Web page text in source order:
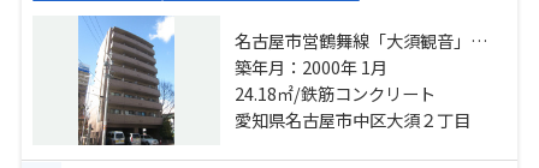
名古屋市営鶴舞線「大須観音」
駅 徒歩5分 名古屋市営名城線「上前
津」駅 徒歩12分 名古屋市営東山線
「伏見」駅 徒歩15分
築年月：2000年 1月
24.18㎡/鉄筋コンクリート
愛知県名古屋市中区大須２丁目